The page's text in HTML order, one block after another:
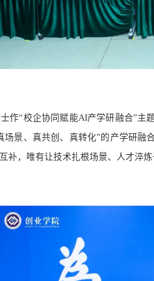
作“校企协同赋能AI产学研融合”
场景、真共创、真转化”的产学研
补，唯有让技术扎根场景、人才淬